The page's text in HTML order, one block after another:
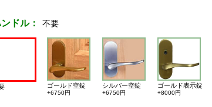
ドル： 不要
ゴールド空錠
+6750円
シルバー空錠
+6750円
ゴールド表示錠
+8000円